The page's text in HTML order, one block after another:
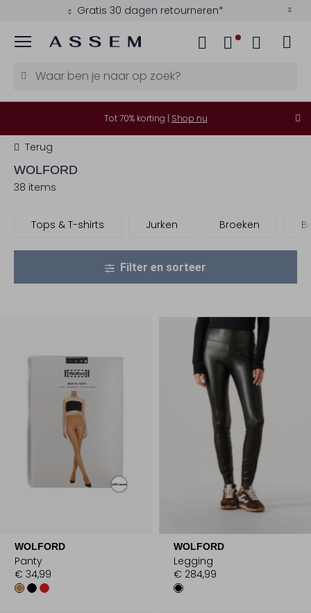
Gratis 30 dagen retourneren*
Menu
Tot 70% korting | Shop nu
Terug
WOLFORD
38 items
Tops & T-shirts Jurken Broeken
Filter en sorteer
WOLFORD
Panty
€ 34,99
WOLFORD
Legging
€ 284,99